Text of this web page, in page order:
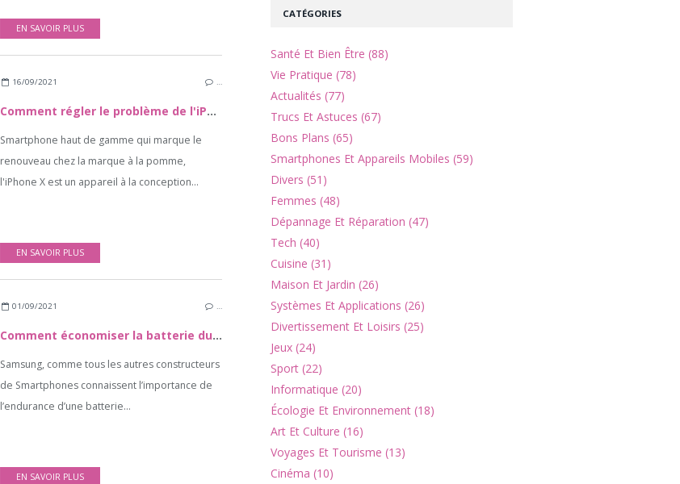
EN SAVOIR PLUS
16/09/2021 …
Comment régler le problème de l'iPhone X qui ne s'allume pas ?
Smartphone haut de gamme qui marque le
renouveau chez la marque à la pomme,
l'iPhone X est un appareil à la conception...
EN SAVOIR PLUS
01/09/2021 …
Comment économiser la batterie du Galaxy A72 ?
Samsung, comme tous les autres constructeurs
de Smartphones connaissent l’importance de
l’endurance d’une batterie...
EN SAVOIR PLUS
CATÉGORIES
Santé Et Bien Être (88)
Vie Pratique (78)
Actualités (77)
Trucs Et Astuces (67)
Bons Plans (65)
Smartphones Et Appareils Mobiles (59)
Divers (51)
Femmes (48)
Dépannage Et Réparation (47)
Tech (40)
Cuisine (31)
Maison Et Jardin (26)
Systèmes Et Applications (26)
Divertissement Et Loisirs (25)
Jeux (24)
Sport (22)
Informatique (20)
Écologie Et Environnement (18)
Art Et Culture (16)
Voyages Et Tourisme (13)
Cinéma (10)